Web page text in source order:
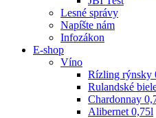
Lesné správy
Napíšte nám
Infozákon
E-shop
Víno
Rízling rýnsky
Rulandské
Chardonnay
Alibernet 0,75l